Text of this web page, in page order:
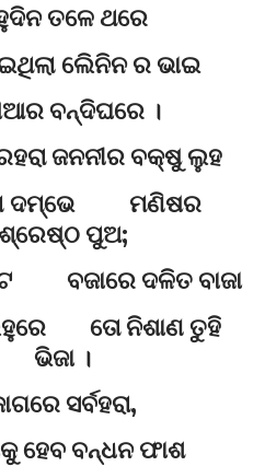
ତଳେ ଥରେ
ଲେିନିନ ର ଭାଇ
ବନ୍ଦିଘରେ ।
ଜନନୀର ବକ୍ଷୁ ଲୁହ
ଦମ୍ଭେ ମଣିଷର
ଶ୍ରେଷ୍ଠ ପୁଅ;
ବଜାରେ ଦଳିତ ବାଜା
ତୋ ନିଶାଣ ତୁହି
ଭିଜା ।
ସର୍ବହରା,
ହେବ ବନ୍ଧନ ଫାଶ